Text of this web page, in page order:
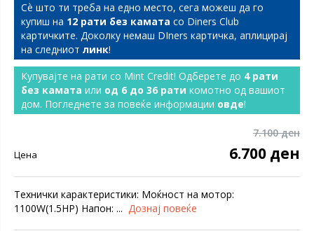
Сѐ што ти треба на едно место, сега можеш да го
купиш на 12 рати без камата со Diners Club
картичките. Доколку немаш DIners картичка, аплицирај
на следниот линк!
Купувајте на рати со Mint Credit! Одберете до 4 рати
без камата или од 6 до 36 рати комотно од вашиот
дом. Погледнете за повеќе информации овде!
7.100 ден
Цена 6.700 ден
Технички карактеристики: Моќност на мотор:
1100W(1.5HP) Напон: ... Дознај повеќе